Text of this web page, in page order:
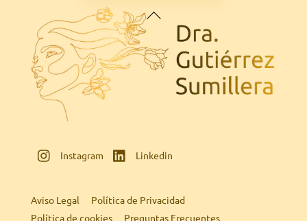
Back
Top
Instagram Linkedin
Aviso Legal
Política de Privacidad
Política de cookies
Preguntas Frecuentes